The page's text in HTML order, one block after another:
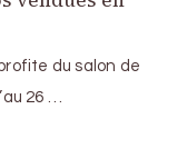
du salon de
26 …